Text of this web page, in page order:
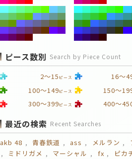
ピース数別 Search by Piece Count
2～15 ピース 16～
100～149ピース 150～
300～399ピース 400～
最近の検索 Recent Searches
akb 48 青春鉄道 ass メルラン
ミドリガメ
マーシャル fx ピカ